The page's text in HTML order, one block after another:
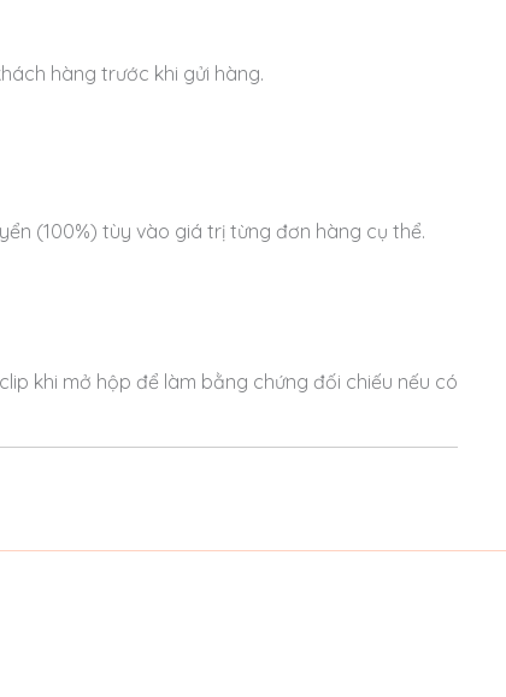
hàng trước khi gửi hàng.
(100%) tùy vào giá trị từng đơn hàng cụ thể.
khi mở hộp để làm bằng chứng đối chiếu nếu có